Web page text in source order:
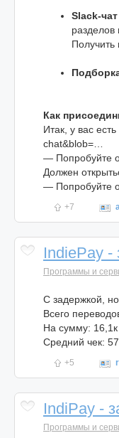
Slack-
разделов
Получить
Как
Итак, у вас
chat&blob=…
— Попробуйте
Должен
— Попробуйте
+7
IndiePay -
Программы и
С задержкой,
Всего
На сумму: 16,1к
Средний чек:
+5
IndiPay -
Программы и